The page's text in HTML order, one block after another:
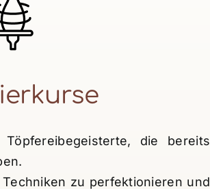
die bereits
zu perfektionieren und